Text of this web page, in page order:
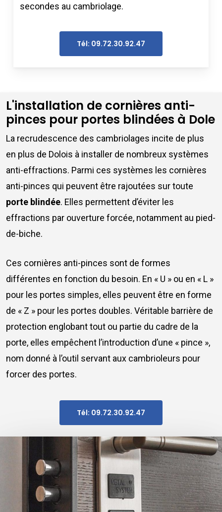
secondes au cambriolage.
Tél: 09.72.30.92.47
L'installation de cornières anti-
pinces pour portes blindées à Dole
La recrudescence des cambriolages incite de plus
en plus de Dolois à installer de nombreux systèmes
anti-effractions. Parmi ces systèmes les cornières
anti-pinces qui peuvent être rajoutées sur toute
porte blindée. Elles permettent d’éviter les
effractions par ouverture forcée, notamment au pied-
de-biche.
Ces cornières anti-pinces sont de formes
différentes en fonction du besoin. En « U » ou en « L »
pour les portes simples, elles peuvent être en forme
de « Z » pour les portes doubles. Véritable barrière de
protection englobant tout ou partie du cadre de la
porte, elles empêchent l’introduction d’une « pince »,
nom donné à l’outil servant aux cambrioleurs pour
forcer des portes.
Tél: 09.72.30.92.47